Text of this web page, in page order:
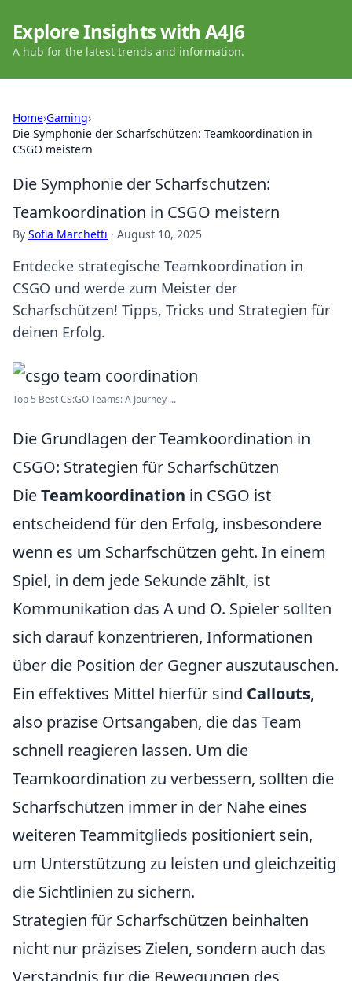
Explore Insights with A4J6
A hub for the latest trends and information.
Home›Gaming›
Die Symphonie der Scharfschützen: Teamkoordination in
CSGO meistern
Die Symphonie der Scharfschützen:
Teamkoordination in CSGO meistern
By Sofia Marchetti · August 10, 2025
Entdecke strategische Teamkoordination in
CSGO und werde zum Meister der
Scharfschützen! Tipps, Tricks und Strategien für
deinen Erfolg.
Top 5 Best CS:GO Teams: A Journey ...
Die Grundlagen der Teamkoordination in
CSGO: Strategien für Scharfschützen
DieTeamkoordination in CSGO ist
entscheidend für den Erfolg, insbesondere
wenn es um Scharfschützen geht. In einem
Spiel, in dem jede Sekunde zählt, ist
Kommunikation das A und O. Spieler sollten
sich darauf konzentrieren, Informationen
über die Position der Gegner auszutauschen.
Ein effektives Mittel hierfür sind Callouts,
also präzise Ortsangaben, die das Team
schnell reagieren lassen. Um die
Teamkoordination zu verbessern, sollten die
Scharfschützen immer in der Nähe eines
weiteren Teammitglieds positioniert sein,
um Unterstützung zu leisten und gleichzeitig
die Sichtlinien zu sichern.
Strategien für Scharfschützen beinhalten
nicht nur präzises Zielen, sondern auch das
Verständnis für die Bewegungen des